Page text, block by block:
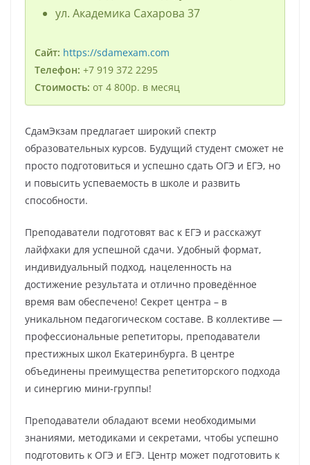
ул. Академика Сахарова 37
Сайт: https://sdamexam.com
Телефон: +7 919 372 2295
Стоимость: от 4 800р. в месяц
СдамЭкзам предлагает широкий спектр
образовательных курсов. Будущий студент сможет не
просто подготовиться и успешно сдать ОГЭ и ЕГЭ, но
и повысить успеваемость в школе и развить
способности.
Преподаватели подготовят вас к ЕГЭ и расскажут
лайфхаки для успешной сдачи. Удобный формат,
индивидуальный подход, нацеленность на
достижение результата и отлично проведённое
время вам обеспечено! Секрет центра – в
уникальном педагогическом составе. В коллективе —
профессиональные репетиторы, преподаватели
престижных школ Екатеринбурга. В центре
объединены преимущества репетиторского подхода
и синергию мини-группы!
Преподаватели обладают всеми необходимыми
знаниями, методиками и секретами, чтобы успешно
подготовить к ОГЭ и ЕГЭ. Центр может подготовить к